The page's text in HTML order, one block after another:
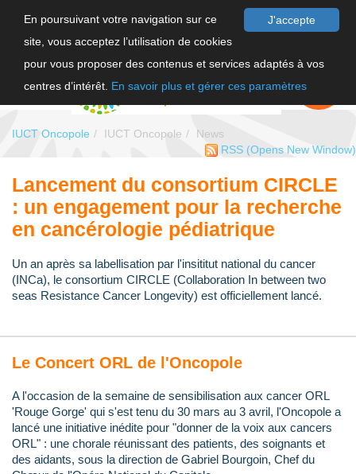
J'accepte
En poursuivant votre navigation sur ce
site, vous acceptez l’utilisation de cookies
pour vous proposer des contenus et services adaptés à vos
centres d’intérêt. En savoir plus et gérer ces paramètres
FAIRE UN
DON
IUCT Oncopole IUCT Oncopole
News
RSS (Opens New Window)
Lancement du consortium CIRCLE
: un engagement pour la recherche
en cancérologie pédiatrique
Un an après sa labellisation par l'insititut national du cancer
(INCa), le consortium CIRCLE (Collaboration In between two
seas Resistance Cancer Longevity) est officiellement lancé.
Le Concert ORL de l'Oncopole
A l'occasion de la semaine de sensibilisation aux cancer ORL
'Rouge Gorge' qui s'est tenu du 30 mars au 3 avril, l'Oncopole a
lancé une initiative inédite pour "donner de la voix aux cancers
ORL" : une chorale réunissant des patients, des soignants et
des aidants, sous la direction de Gabriel Bourgoin, Chef du